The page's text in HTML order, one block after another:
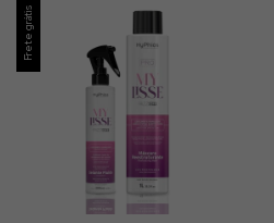
Frete grátis